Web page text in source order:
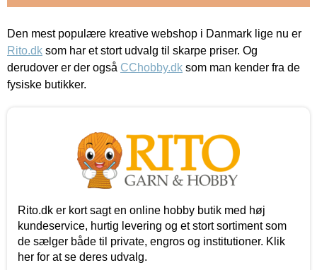
Den mest populære kreative webshop i Danmark lige nu er
Rito.dk som har et stort udvalg til skarpe priser. Og
derudover er der også CChobby.dk som man kender fra de
fysiske butikker.
Rito.dk er kort sagt en online hobby butik med høj
kundeservice, hurtig levering og et stort sortiment som
de sælger både til private, engros og institutioner. Klik
her for at se deres udvalg.